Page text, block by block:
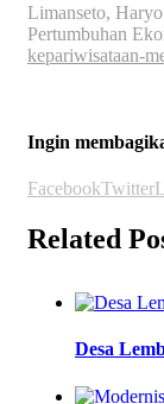
Limanseto,
Pertumbuhan
kepariwisataan-
Ingin
FacebookTwitter
Related
Desa